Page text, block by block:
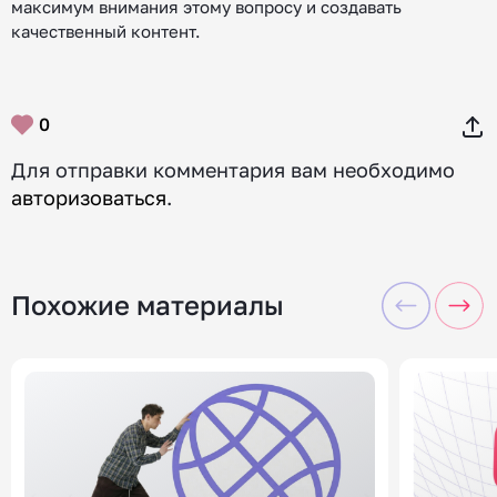
максимум внимания этому вопросу и создавать
качественный контент.
0
Для отправки комментария вам необходимо
авторизоваться.
Похожие материалы